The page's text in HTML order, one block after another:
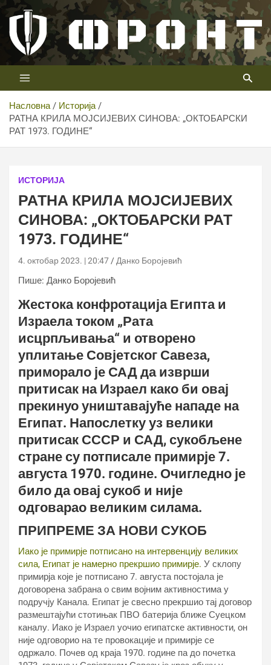
Скип
цонтент
Телевизија ФРОНТ
Први војни канал у Србији
Насловна
Историја
РАТНА КРИЛА МОЈСИЈЕВИХ СИНОВА: „ОКТОБАРСКИ
РАТ 1973. ГОДИНЕ“
ИСТОРИЈА
РАТНА КРИЛА МОЈСИЈЕВИХ
СИНОВА: „ОКТОБАРСКИ РАТ
1973. ГОДИНЕ“
4. октобар 2023. | 20:47 Данко Боројевић
Пише: Данко Боројевић
Жестока конфротација Египта и
Израела током „Рата
исцрпљивања“ и отворено
уплитање Совјетског Савеза,
приморало је САД да изврши
притисак на Израел како би овај
прекинуо уништавајуће нападе на
Египат. Напослетку уз велики
притисак СССР и САД, сукобљене
стране су потписале примирје 7.
августа 1970. године. Очигледно је
било да овај сукоб и није
одговарао великим силама.
ПРИПРЕМЕ ЗА НОВИ СУКОБ
Иако је примирје потписано на интервенцију великих
сила, Египат је намерно прекршио примирје. У склопу
примирја које је потписано 7. августа постојала је
договорена забрана о свим војним активностима у
подручју Канала. Египат је свесно прекршио тај договор
размештајући стотињак ПВО батерија ближе Суецком
каналу. Иако је Израел уочио египатске активности, он
није одговорио на те провокације и примирје се
одржало. Почев од краја 1970. године па до почетка